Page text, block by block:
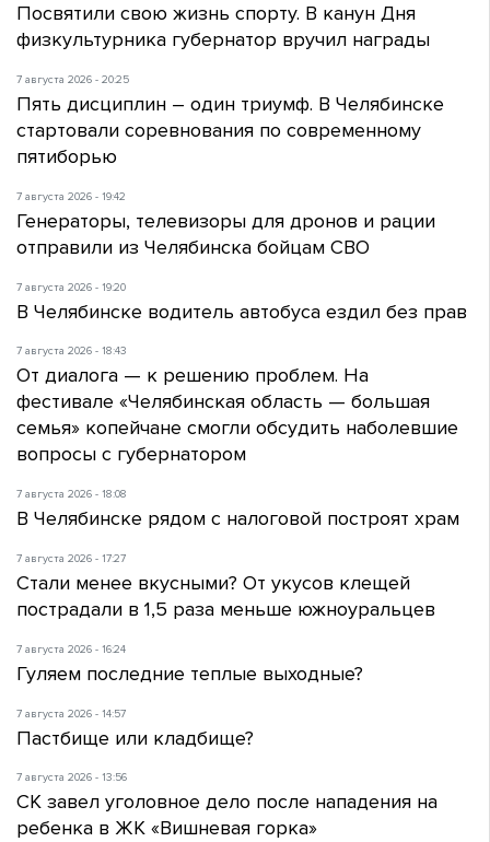
Посвятили свою жизнь спорту. В канун Дня
физкультурника губернатор вручил награды
7 августа 2026 - 20:25
Пять дисциплин – один триумф. В Челябинске
стартовали соревнования по современному
пятиборью
7 августа 2026 - 19:42
Генераторы, телевизоры для дронов и рации
отправили из Челябинска бойцам СВО
7 августа 2026 - 19:20
В Челябинске водитель автобуса ездил без прав
7 августа 2026 - 18:43
От диалога — к решению проблем. На
фестивале «Челябинская область — большая
семья» копейчане смогли обсудить наболевшие
вопросы с губернатором
7 августа 2026 - 18:08
В Челябинске рядом с налоговой построят храм
7 августа 2026 - 17:27
Стали менее вкусными? От укусов клещей
пострадали в 1,5 раза меньше южноуральцев
7 августа 2026 - 16:24
Гуляем последние теплые выходные?
7 августа 2026 - 14:57
Пастбище или кладбище?
7 августа 2026 - 13:56
СК завел уголовное дело после нападения на
ребенка в ЖК «Вишневая горка»